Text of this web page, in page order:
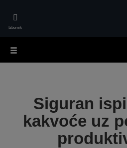
main
Izbornik
Siguran
kakvoće uz